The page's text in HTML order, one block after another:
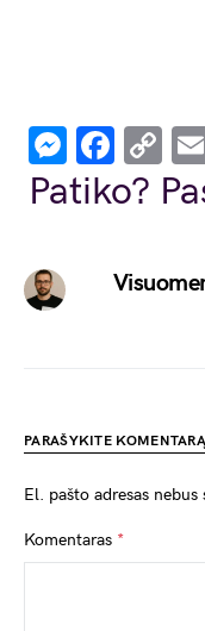
Patiko?
PARAŠYKITE KOMENTARĄ
El. pašto adresas nebus
Komentaras *